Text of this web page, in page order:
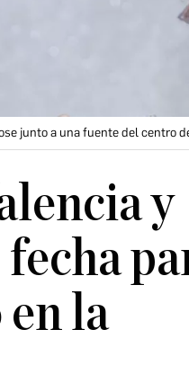
junto a una fuente del centro
y
la